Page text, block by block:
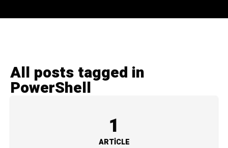
All posts tagged in
PowerShell
1
ARTICLE